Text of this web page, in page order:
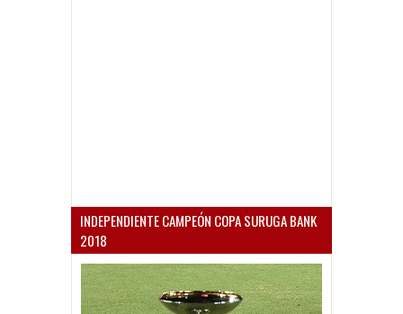
INDEPENDIENTE CAMPEÓN COPA SURUGA BANK
2018